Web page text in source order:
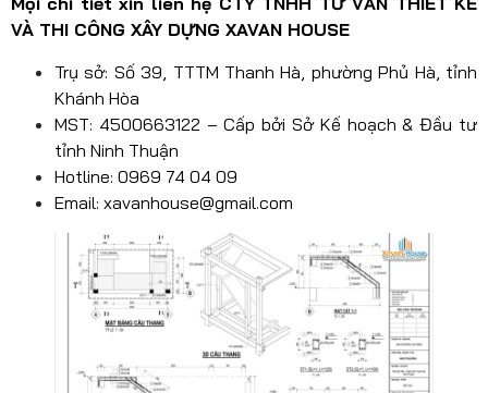
VÀ THI CÔNG XÂY DỰNG XAVAN HOUSE
Trụ sở: Số 39, TTTM Thanh Hà, phường Phủ Hà, tỉnh
Khánh Hòa
MST: 4500663122 – Cấp bởi Sở Kế hoạch & Đầu tư
tỉnh Ninh Thuận
Hotline: 0969 74 04 09
Email: xavanhouse@gmail.com